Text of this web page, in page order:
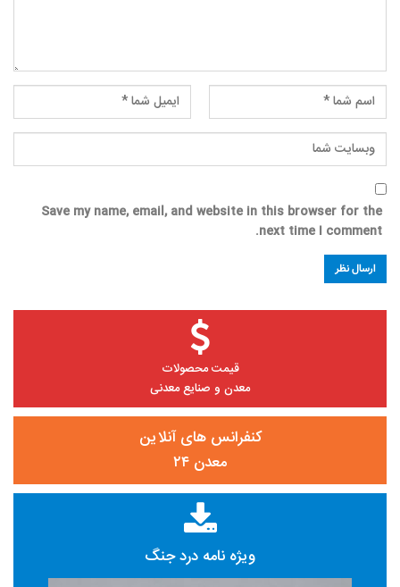
Save my name, email, and website in this browser for the
next time I comment.
قیمت محصولات
معدن و صنایع معدنی
کنفرانس های آنلاین
معدن ۲۴
ویژه نامه درد جنگ